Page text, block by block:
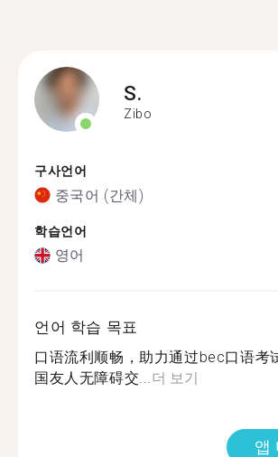
S.
Zibo
구사언어
중국어 (간체)
학습언어
영어
언어 학습 목표
口语流利顺畅，助力通过bec口语考
国友人无障碍交...더 보기
앱